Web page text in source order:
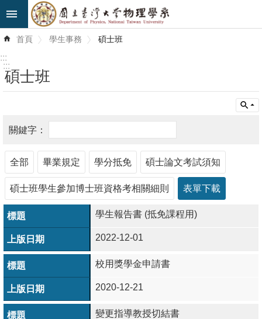
跳到主要內容區塊
階
最
消
系
簡
介
系
所
成
員
學
首頁 學生事務 碩士班
:::
:::
碩士班
全部 畢業規定 學分抵免 碩士論文考試須知
碩士班學生參加博士班資格考相關細則 表單下載
學生報告書 (抵免課程用)
2022-12-01
校用獎學金申請書
2020-12-21
變更指導教授切結書